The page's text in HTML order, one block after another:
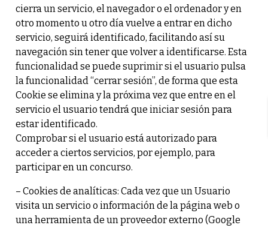
cierra un servicio, el navegador o el ordenador y en
otro momento u otro día vuelve a entrar en dicho
servicio, seguirá identificado, facilitando así su
navegación sin tener que volver a identificarse. Esta
funcionalidad se puede suprimir si el usuario pulsa
la funcionalidad “cerrar sesión”, de forma que esta
Cookie se elimina y la próxima vez que entre en el
servicio el usuario tendrá que iniciar sesión para
estar identificado.
Comprobar si el usuario está autorizado para
acceder a ciertos servicios, por ejemplo, para
participar en un concurso.
– Cookies de analíticas: Cada vez que un Usuario
visita un servicio o información de la página web o
una herramienta de un proveedor externo (Google